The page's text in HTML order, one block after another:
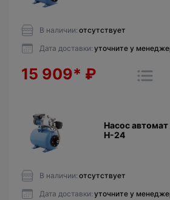
В наличии: отсутствует
Дата доставки: уточните у
15 909* ₽
Насос
Н-24
В наличии: отсутствует
Дата доставки: уточните у